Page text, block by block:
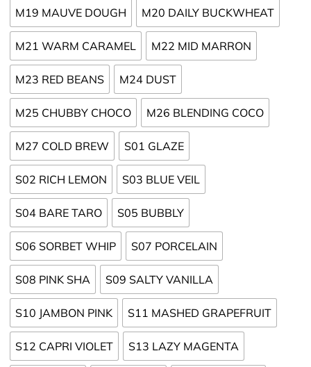
M19 MAUVE DOUGH M20 DAILY BUCKWHEAT
M21 WARM CARAMEL M22 MID MARRON
M23 RED BEANS M24 DUST
M25 CHUBBY CHOCO M26 BLENDING COCO
M27 COLD BREW S01 GLAZE
S02 RICH LEMON S03 BLUE VEIL
S04 BARE TARO S05 BUBBLY
S06 SORBET WHIP S07 PORCELAIN
S08 PINK SHA S09 SALTY VANILLA
S10 JAMBON PINK S11 MASHED GRAPEFRUIT
S12 CAPRI VIOLET S13 LAZY MAGENTA